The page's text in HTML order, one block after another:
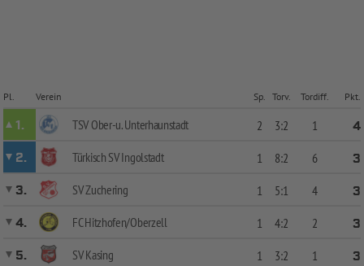
Pl. Verein Sp. Torv. Tordiff. Pkt.
1. TSV Ober-u. Unterhaunstadt 2 3:2 1
4
2.
Türkisch SV Ingolstadt 1 8:2 6
3
3.
SV Zuchering 1 5:1 4
3
4.
FC Hitzhofen/Oberzell 1 4:2 2
3
5.
SV Kasing 1 3:2 1
3